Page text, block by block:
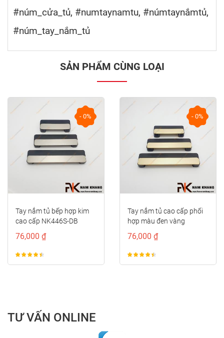
#núm_cửa_tủ, #numtaynamtu, #númtaynắmtủ,
#núm_tay_nắm_tủ
SẢN PHẨM CÙNG LOẠI
- 0%
Tay nắm tủ bếp hợp kim
cao cấp NK446S-DB
76,000 ₫
- 0%
Tay nắm tủ cao cấp phối
hợp màu đen vàng
76,000 ₫
TƯ VẤN ONLINE